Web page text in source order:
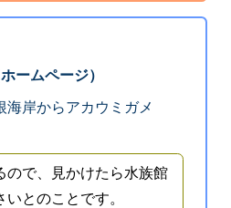
ームページ）
海岸からアカウミガメ
で、見かけたら水族館
とのことです。